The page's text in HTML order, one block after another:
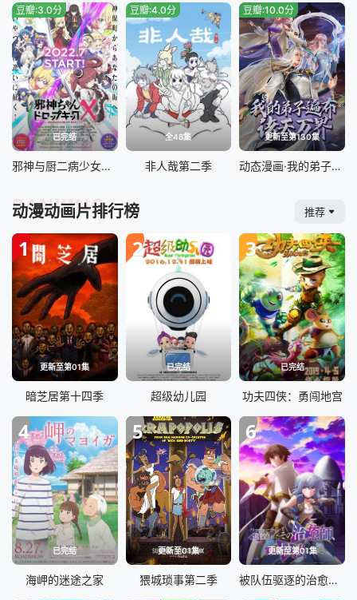
已完结
豆瓣:3.0分
邪神与厨二病少女第三季
全48集
豆瓣:4.0分
非人哉第二季
更新至第130集
豆瓣:10.0分
动态漫画·我的弟子遍布诸天万界
动漫动画片排行榜
RANKING 推荐
1
更新至第01集
暗芝居第十四季
2
已完结
超级幼儿园
3
已完结
功夫四侠：勇闯地宫
4
已完结
海岬的迷途之家
5
更新至01集
猥城琐事第二季
6
更新至第01集
被队伍驱逐的治愈师，其实是最强的 パーティーから追放されたその治癒師、実は最強につき (2024)